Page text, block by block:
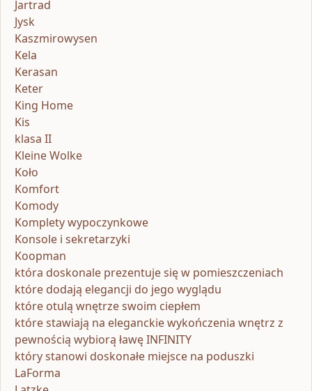
Jartrad
Jysk
Kaszmirowysen
Kela
Kerasan
Keter
King Home
Kis
klasa II
Kleine Wolke
Koło
Komfort
Komody
Komplety wypoczynkowe
Konsole i sekretarzyki
Koopman
która doskonale prezentuje się w pomieszczeniach
które dodają elegancji do jego wyglądu
które otulą wnętrze swoim ciepłem
które stawiają na eleganckie wykończenia wnętrz z
pewnością wybiorą ławę INFINITY
który stanowi doskonałe miejsce na poduszki
LaForma